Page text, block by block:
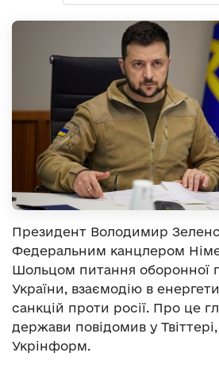
Президент Володимир
Федеральним канцлером
Шольцом питання оборонної
України, взаємодію в
санкцій проти росії. Про це
держави повідомив у Твіттері,
Укрінформ.